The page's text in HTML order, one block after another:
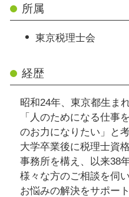
所属
東京税理士会
経歴
昭和24年、東京都生ま
「人のためになる仕事
のお力になりたい」と
大学卒業後に税理士資
事務所を構え、以来38
様々な方のご相談を伺
お悩みの解決をサポー